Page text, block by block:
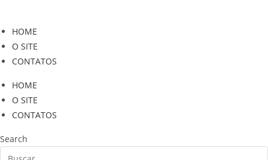
o
conteúdo
HOME
O SITE
CONTATOS
HOME
O SITE
CONTATOS
Search